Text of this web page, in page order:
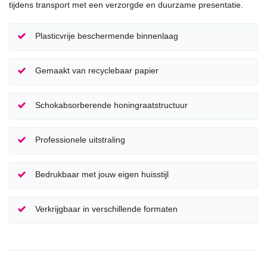
tijdens transport met een verzorgde en duurzame presentatie.
Plasticvrije beschermende binnenlaag
Gemaakt van recyclebaar papier
Schokabsorberende honingraatstructuur
Professionele uitstraling
Bedrukbaar met jouw eigen huisstijl
Verkrijgbaar in verschillende formaten